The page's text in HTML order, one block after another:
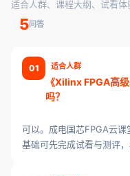
适合人群、课程大纲、试看
5问答
01 适合人群
《Xilinx FPGA高
吗？
可以。成电国芯FPGA云
基础可先完成试看与测评，